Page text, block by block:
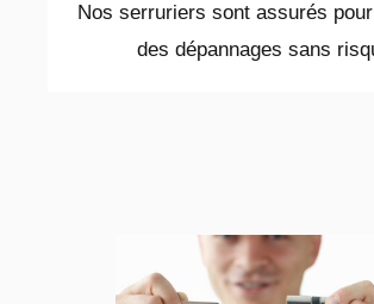
Nos serruriers sont assurés
des dépannages sans